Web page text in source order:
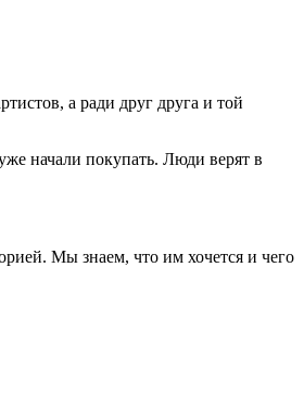
а ради друг друга и той
начали покупать. Люди верят в
Мы знаем, что им хочется и чего